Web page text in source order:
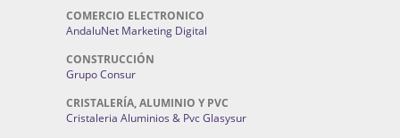
COMERCIO ELECTRONICO
AndaluNet Marketing Digital
CONSTRUCCIÓN
Grupo Consur
CRISTALERÍA, ALUMINIO Y PVC
Cristaleria Aluminios & Pvc Glasysur